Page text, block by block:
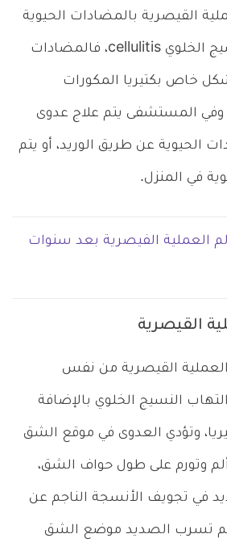
القيصرية بالمضادات الحيوية
في حالة التهاب النسيج الخلوي cellulitis، فالمضادات
خاص بكتيريا المكورات
وفي المستشفى يتم علاج عدوى
الحيوية عن طريق الوريد، أو يتم
في المنزل.
العملية الفيصرية بعد سنوات
القيصرية
القيصرية من نفس
النسيج الخلوي بالإضافة
وتؤدي العدوى في موقع الشق
وتورم على طول حواف الشق،
في تجويف الأنسجة الناجم عن
ويتم تسرب الصديد موضع الشق